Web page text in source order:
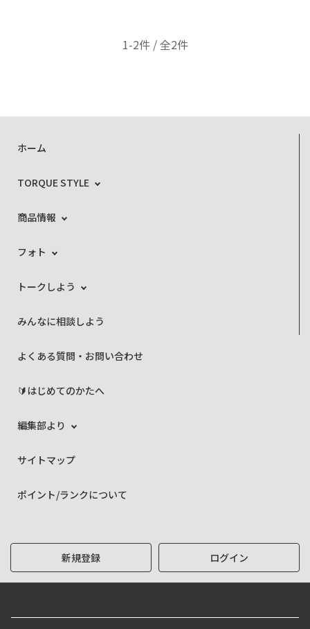
1-2件 / 全2件
ホーム
TORQUE STYLE
商品情報
フォト
トークしよう
みんなに相談しよう
よくある質問・お問い合わせ
🔰はじめてのかたへ
編集部より
サイトマップ
ポイント/ランクについて
新規登録 ログイン